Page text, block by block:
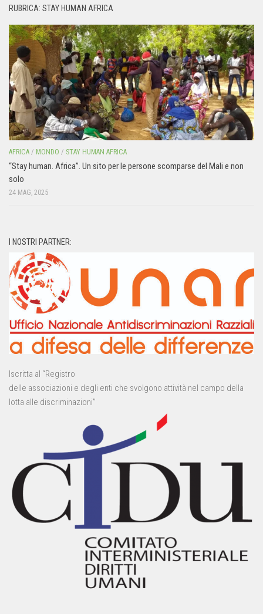
RUBRICA: STAY HUMAN AFRICA
AFRICA / MONDO / STAY HUMAN AFRICA
“Stay human. Africa”. Un sito per le persone scomparse del Mali e non
solo
24 MAG, 2025
I NOSTRI PARTNER:
Iscritta al “Registro
delle associazioni e degli enti che svolgono attività nel campo della
lotta alle discriminazioni”